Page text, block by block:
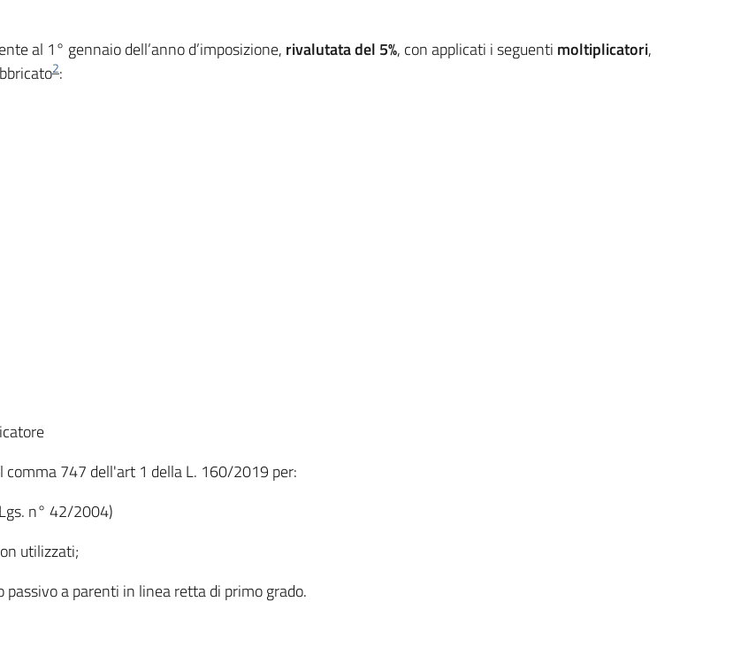
al 1° gennaio dell’anno d’imposizione, rivalutata del 5%, con applicati i seguenti moltiplicatori,
2:
comma 747 dell'art 1 della L. 160/2019 per:
n° 42/2004)
utilizzati;
a parenti in linea retta di primo grado.